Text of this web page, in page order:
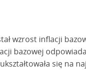
wzrost inflacji
bazowej
się na